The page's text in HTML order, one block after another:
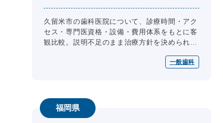
久留米市の歯科医院について、診療時間・アク
セス・専門医資格・設備・費用体系をもとに客
観比較。説明不足のまま治療方針を決められた
安、インプラント・マウスピース矯正...一般歯科
福岡県